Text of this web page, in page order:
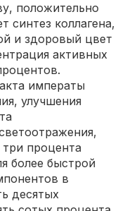
положительно
синтез коллагена,
и здоровый цвет
активных
императы
улучшения
процента
более быстрой
в
десятых